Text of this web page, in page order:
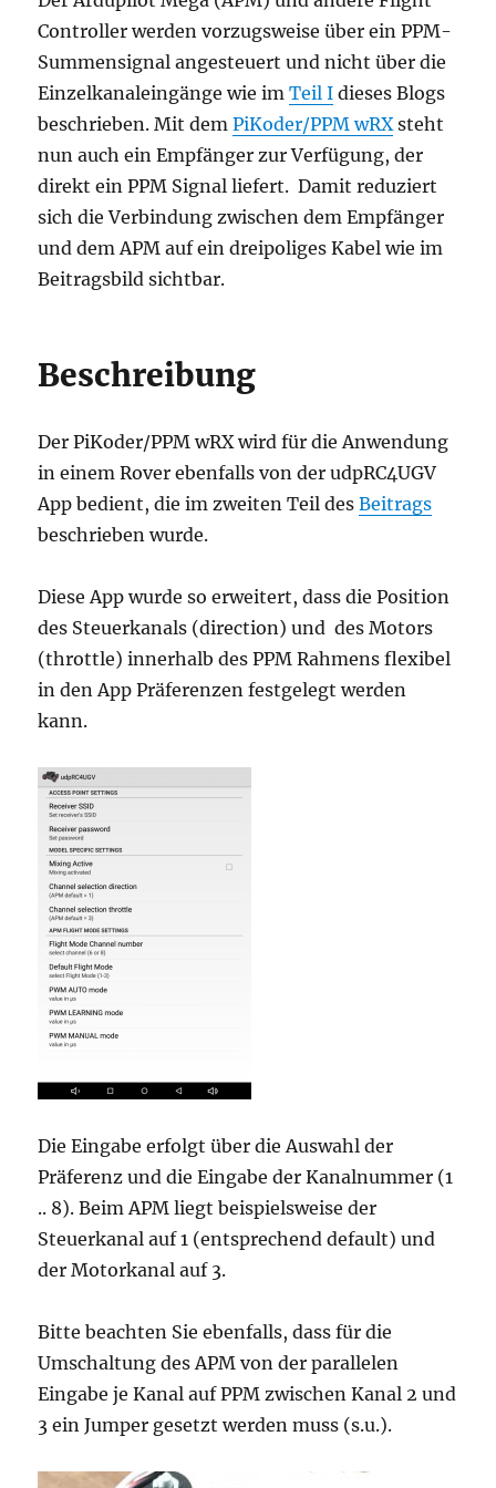
Controller werden vorzugsweise über ein PPM-
Summensignal angesteuert und nicht über die
Einzelkanaleingänge wie imTeil I dieses Blogs
beschrieben. Mit demPiKoder/PPM wRXsteht
nun auch ein Empfänger zur Verfügung, der
direkt ein PPM Signal liefert. Damit reduziert
sich die Verbindung zwischen dem Empfänger
und dem APM auf ein dreipoliges Kabel wie im
Beitragsbild sichtbar.
Beschreibung
Der PiKoder/PPM wRX wird für die Anwendung
in einem Rover ebenfalls von der udpRC4UGV
App bedient, die im zweiten Teil desBeitrags
beschrieben wurde.
Diese App wurde so erweitert, dass die Position
des Steuerkanals (direction) und des Motors
(throttle) innerhalb des PPM Rahmens flexibel
in den App Präferenzen festgelegt werden
kann.
Die Eingabe erfolgt über die Auswahl der
Präferenz und die Eingabe der Kanalnummer (1
.. 8). Beim APM liegt beispielsweise der
Steuerkanal auf 1 (entsprechend default) und
der Motorkanal auf 3.
Bitte beachten Sie ebenfalls, dass für die
Umschaltung des APM von der parallelen
Eingabe je Kanal auf PPM zwischen Kanal 2 und
3 ein Jumper gesetzt werden muss (s.u.).